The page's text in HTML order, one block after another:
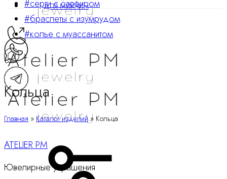
#серги с сапфиром
#браслеты с изумрудом
#колье с муассанитом
ATELIER PM
Ювелирные украшения
ДЛЯ МУЖЧИН
Кольца
Главная » Каталог изделий» Кольца